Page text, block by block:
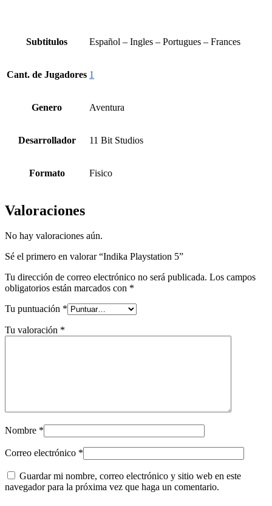
Subtitulos Español – Ingles – Portugues – Frances
Cant. de Jugadores 1
Genero Aventura
Desarrollador 11 Bit Studios
Formato Fisico
Valoraciones
No hay valoraciones aún.
Sé el primero en valorar “Indika Playstation 5”
Tu dirección de correo electrónico no será publicada. Los campos
obligatorios están marcados con *
Tu puntuación *
Tu valoración *
Nombre *
Correo electrónico *
Guardar mi nombre, correo electrónico y sitio web en este
navegador para la próxima vez que haga un comentario.